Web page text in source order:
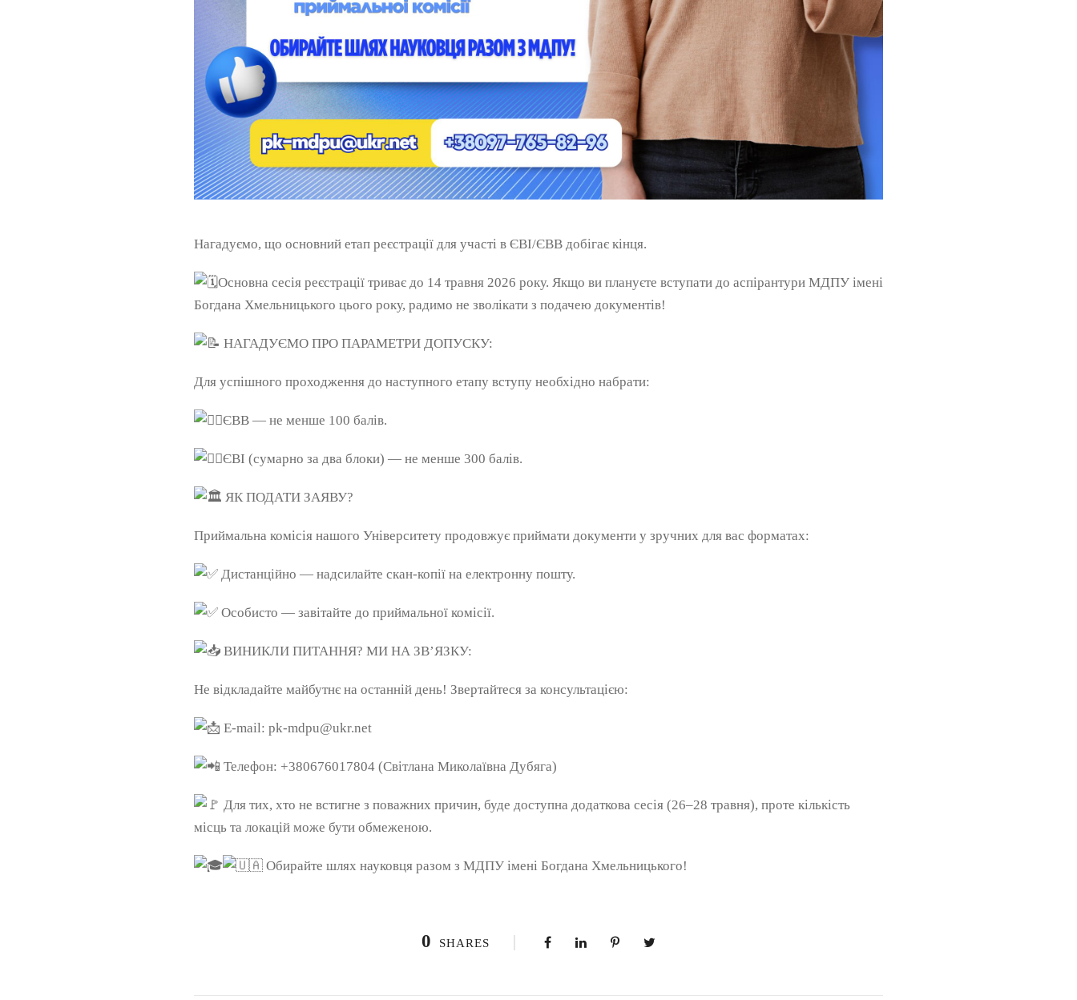
Нагадуємо, що основний етап реєстрації для участі в ЄВІ/ЄВВ добігає кінця.
Основна сесія реєстрації триває до 14 травня 2026 року. Якщо ви плануєте вступати до аспірантури МДПУ імені
Богдана Хмельницького цього року, радимо не зволікати з подачею документів!
НАГАДУЄМО ПРО ПАРАМЕТРИ ДОПУСКУ:
Для успішного проходження до наступного етапу вступу необхідно набрати:
ЄВВ — не менше 100 балів.
ЄВІ (сумарно за два блоки) — не менше 300 балів.
ЯК ПОДАТИ ЗАЯВУ?
Приймальна комісія нашого Університету продовжує приймати документи у зручних для вас форматах:
Дистанційно — надсилайте скан-копії на електронну пошту.
Особисто — завітайте до приймальної комісії.
ВИНИКЛИ ПИТАННЯ? МИ НА ЗВ’ЯЗКУ:
Не відкладайте майбутнє на останній день! Звертайтеся за консультацією:
E-mail: pk-mdpu@ukr.net
Телефон: +380676017804 (Світлана Миколаївна Дубяга)
Для тих, хто не встигне з поважних причин, буде доступна додаткова сесія (26–28 травня), проте кількість
місць та локацій може бути обмеженою.
Обирайте шлях науковця разом з МДПУ імені Богдана Хмельницького!
0 SHARES